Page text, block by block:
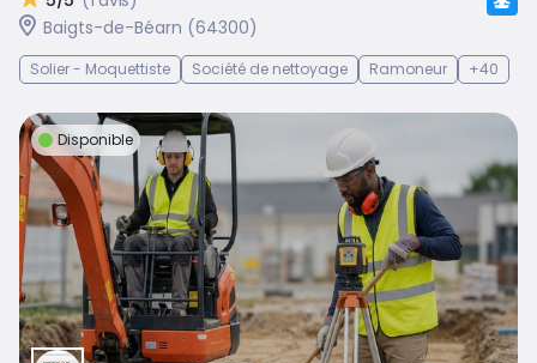
Baigts-de-Béarn (64300)
Solier - Moquettiste Société de nettoyage Ramoneur +40
Disponible